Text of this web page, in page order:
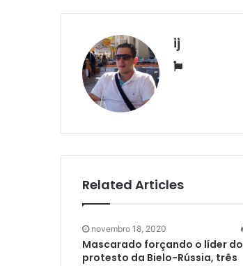
ij
Website
Related Articles
novembro 18, 2020
Mascarado forçando o líder do
protesto da Bielo-Rússia, três